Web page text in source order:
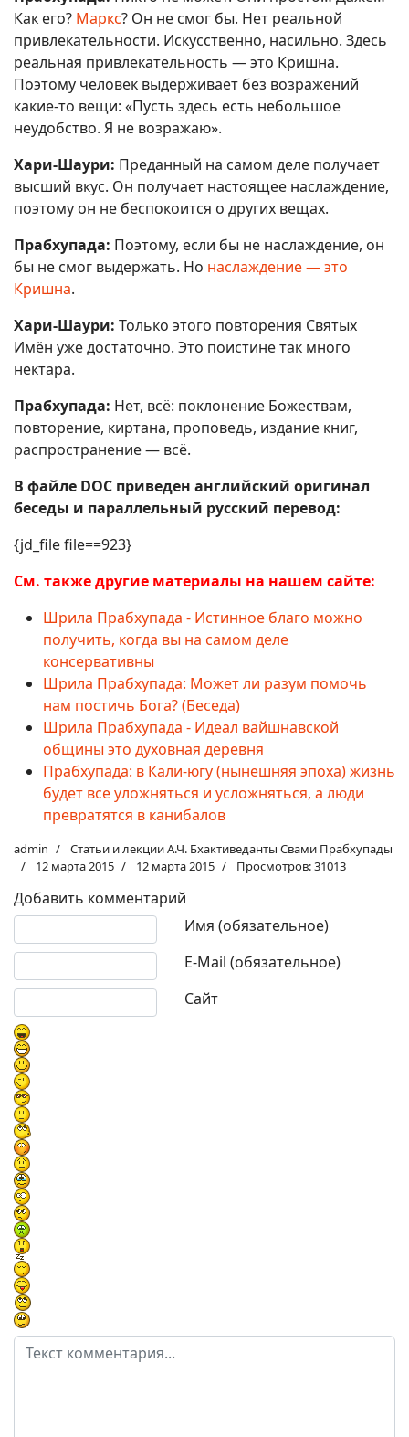
Как его? Маркс? Он не смог бы. Нет реальной
привлекательности. Искусственно, насильно. Здесь
реальная привлекательность — это Кришна.
Поэтому человек выдерживает без возражений
какие-то вещи: «Пусть здесь есть небольшое
неудобство. Я не возражаю».
Хари-Шаури: Преданный на самом деле получает
высший вкус. Он получает настоящее наслаждение,
поэтому он не беспокоится о других вещах.
Прабхупада: Поэтому, если бы не наслаждение, он
бы не смог выдержать. Но наслаждение — это
Кришна.
Хари-Шаури: Только этого повторения Святых
Имён уже достаточно. Это поистине так много
нектара.
Прабхупада: Нет, всё: поклонение Божествам,
повторение, киртана, проповедь, издание книг,
распространение — всё.
В файле DOC приведен английский оригинал
беседы и параллельный русский перевод:
{jd_file file==923}
См. также другие материалы на нашем сайте:
Шрила Прабхупада - Истинное благо можно
получить, когда вы на самом деле
консервативны
Шрила Прабхупада: Может ли разум помочь
нам постичь Бога? (Беседа)
Шрила Прабхупада - Идеал вайшнавской
общины это духовная деревня
Прабхупада: в Кали-югу (нынешняя эпоха) жизнь
будет все уложняться и усложняться, а люди
превратятся в канибалов
admin
Статьи и лекции А.Ч. Бхактиведанты Свами Прабхупады
12 марта 2015
12 марта 2015 Просмотров: 31013
Добавить комментарий
Имя (обязательное)
E-Mail (обязательное)
Сайт
Текст комментария